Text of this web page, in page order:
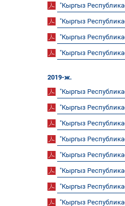
"Кыргыз
"Кыргыз
"Кыргыз
"Кыргыз
2019-ж.
"Кыргыз
"Кыргыз
"Кыргыз
"Кыргыз
"Кыргыз
"Кыргыз
"Кыргыз
"Кыргыз